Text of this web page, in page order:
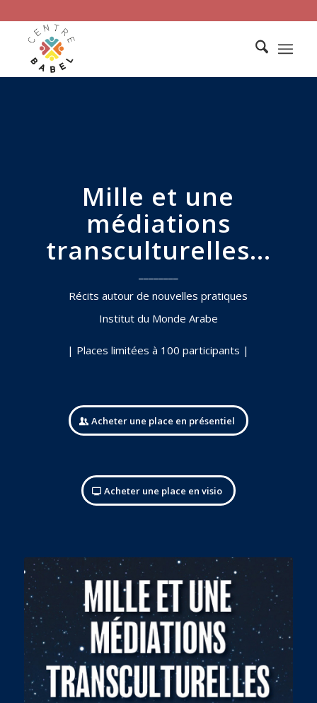
Mille et une
médiations
transculturelles…
Récits autour de nouvelles pratiques
Institut du Monde Arabe
| Places limitées à 100 participants |
Acheter une place en présentiel
Acheter une place en visio